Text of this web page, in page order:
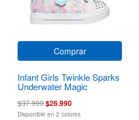
Comprar
Infant Girls Twinkle Sparks
Underwater Magic
$37.990$26.990
Disponible en 2 colores